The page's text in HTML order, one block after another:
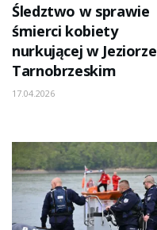
Śledztwo w sprawie
śmierci kobiety
nurkującej w Jeziorze
Tarnobrzeskim
17.04.2026